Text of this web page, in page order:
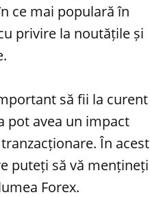
ce mai populară în
privire la noutățile și
să fii la curent
pot avea un impact
În acest
puteți să vă mențineți
Forex.